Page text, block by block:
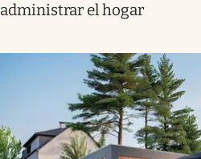
administrar el hogar